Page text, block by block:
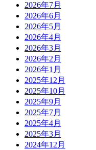
2026年7月
2026年6月
2026年5月
2026年4月
2026年3月
2026年2月
2026年1月
2025年12月
2025年10月
2025年9月
2025年7月
2025年4月
2025年3月
2024年12月